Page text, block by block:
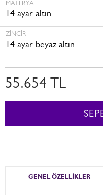
MATERYAL
14 ayar altın
ZINCIR
14 ayar beyaz altın
55.654 TL
GENEL ÖZELLİKLER